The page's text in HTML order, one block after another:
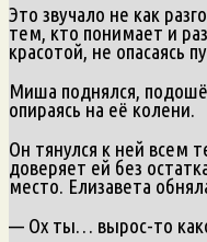
Это звучало не как
тем, кто понимает и
красотой, не опасаясь
Миша поднялся,
опираясь на её колени.
Он тянулся к ней всем
доверяет ей без
место. Елизавета
— Ох ты… вырос-то